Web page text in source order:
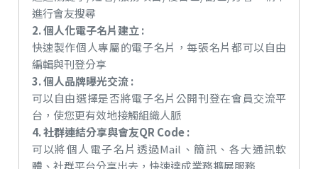
進行會友搜尋
2. 個人化電子名片建立 :
快速製作個人專屬的電子名片，每張名片都可以自由
編輯與刊登分享
3. 個人品牌曝光交流 :
可以自由選擇是否將電子名片公開刊登在會員交流平
台，使您更有效地接觸組織人脈
4. 社群連結分享與會友QR Code :
可以將個人電子名片透過Mail、簡訊、各大通訊軟
體、社群平台分享出去，快速達成業務擴展服務